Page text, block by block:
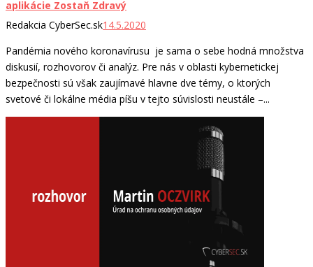
aplikácie Zostaň Zdravý
Redakcia CyberSec.sk14.5.2020
Pandémia nového koronavírusu je sama o sebe hodná množstva
diskusií, rozhovorov či analýz. Pre nás v oblasti kybernetickej
bezpečnosti sú však zaujímavé hlavne dve témy, o ktorých
svetové či lokálne média píšu v tejto súvislosti neustále –...